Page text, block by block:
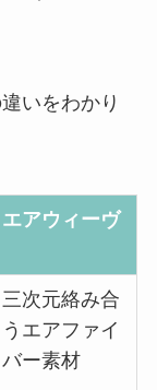
いをわかり
エアウィーヴ
三次元絡み合
うエアファイ
バー素材